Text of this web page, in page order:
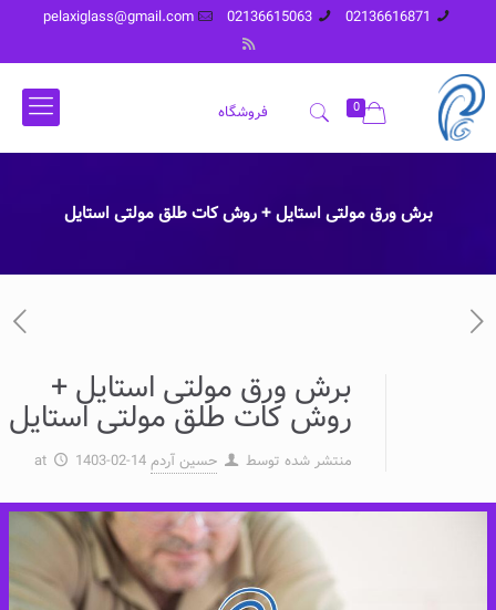
02136616871
02136615063
pelaxiglass@gmail.com
0 فروشگاه
برش ورق مولتی استایل + روش کات طلق مولتی استایل
برش ورق مولتی استایل +
روش کات طلق مولتی استایل
منتشر شده توسط حسین آردم at 1403-02-14